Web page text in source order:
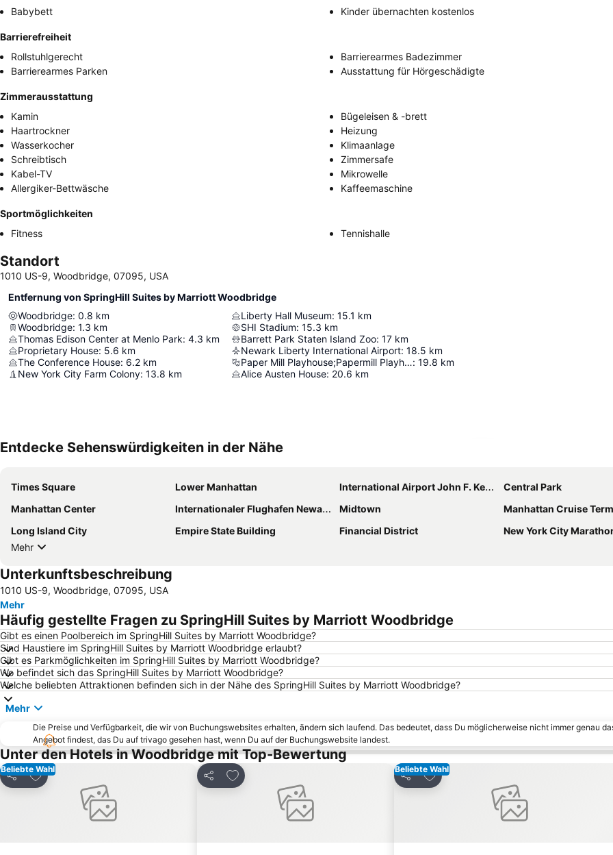
Babybett
Kinder übernachten kostenlos
Barrierefreiheit
Rollstuhlgerecht
Barrierearmes Badezimmer
Barrierearmes Parken
Ausstattung für Hörgeschädigte
Zimmerausstattung
Kamin
Bügeleisen & -brett
Haartrockner
Heizung
Wasserkocher
Klimaanlage
Schreibtisch
Zimmersafe
Kabel-TV
Mikrowelle
Allergiker-Bettwäsche
Kaffeemaschine
Sportmöglichkeiten
Fitness
Tennishalle
Standort
1010 US-9, Woodbridge, 07095, USA
Entfernung von SpringHill Suites by Marriott Woodbridge
Woodbridge: 0.8 km
Woodbridge: 1.3 km
Thomas Edison Center at Menlo Park: 4.3 km
Proprietary House: 5.6 km
The Conference House: 6.2 km
New York City Farm Colony: 13.8 km
Liberty Hall Museum: 15.1 km
SHI Stadium: 15.3 km
Barrett Park Staten Island Zoo: 17 km
Newark Liberty International Airport: 18.5 km
Paper Mill Playhouse;Papermill Playhouse: 19.8 km
Alice Austen House: 20.6 km
Entdecke Sehenswürdigkeiten in der Nähe
Times Square Lower Manhattan International Airport John F. Kennedy
Central Park
Manhattan Center
Internationaler Flughafen Newark Liberty Midtown
Manhattan Cruise
Long Island City
Empire State Building Financial District
New York City
Mehr
Unterkunftsbeschreibung
1010 US-9, Woodbridge, 07095, USA
Mehr
Häufig gestellte Fragen zu SpringHill Suites by Marriott Woodbridge
Gibt es einen Poolbereich im SpringHill Suites by Marriott Woodbridge?
Sind Haustiere im SpringHill Suites by Marriott Woodbridge erlaubt?
Gibt es Parkmöglichkeiten im SpringHill Suites by Marriott Woodbridge?
Wo befindet sich das SpringHill Suites by Marriott Woodbridge?
Welche beliebten Attraktionen befinden sich in der Nähe des SpringHill Suites by Marriott Woodbridge?
Mehr
Die Preise und Verfügbarkeit, die wir von Buchungswebsites erhalten, ändern sich laufend. Das bedeutet, dass Du möglicherweise nicht immer genau
Angebot findest, das Du auf trivago gesehen hast, wenn Du auf der Buchungswebsite landest.
Unter den Hotels in Woodbridge mit Top-Bewertung
Beliebte Wahl
Teilen
Zu Favoriten hinzufügen
Teilen
Zu Favoriten hinzufügen Beliebte Wahl
Teilen
Zu Favoriten hinzufügen